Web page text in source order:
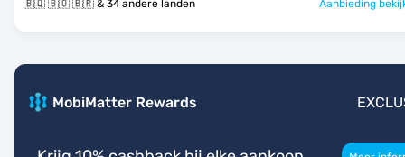
🇧🇶 🇧🇴 🇧🇷 & 34 andere landen Aanbieding
MobiMatter Rewards